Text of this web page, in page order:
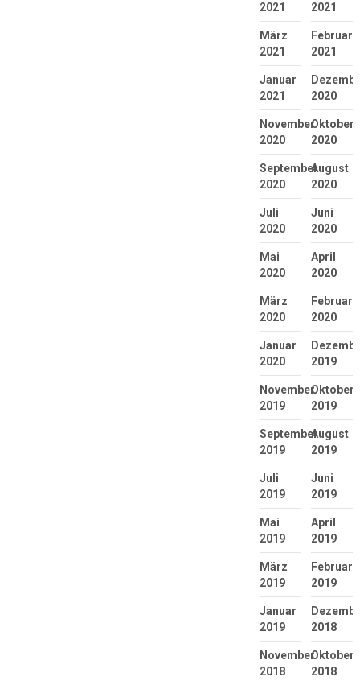
2021
2021
März
2021
Februar
2021
Januar
2021
2020
November
2020
Oktober
2020
September
2020
August
2020
Juli
2020
Juni
2020
Mai
2020
April
2020
März
2020
Februar
2020
Januar
2020
2019
November
2019
Oktober
2019
September
2019
August
2019
Juli
2019
Juni
2019
Mai
2019
April
2019
März
2019
Februar
2019
Januar
2019
2018
November
2018
Oktober
2018